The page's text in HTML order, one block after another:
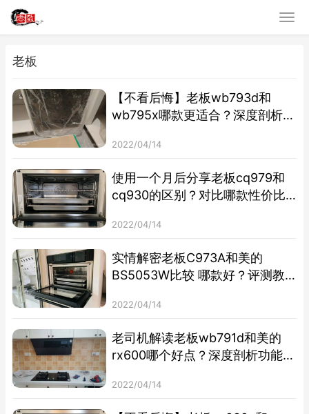
老板
【不看后悔】老板wb793d和
wb795x哪款更适合？深度剖析功
2022/04/14
使用一个月后分享老板cq979和
cq930的区别？对比哪款性价比
2022/04/14
实情解密老板C973A和美的
BS5053W比较 哪款好？评测教
2022/04/14
老司机解读老板wb791d和美的
rx600哪个好点？深度剖析功能区
2022/04/14